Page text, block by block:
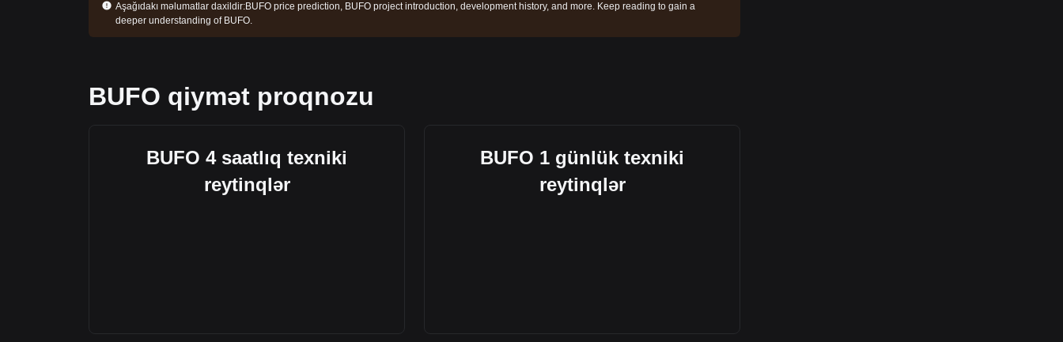
Aşağıdakı məlumatlar daxildir:BUFO price prediction, BUFO project introduction, development history, and more. Keep reading to gain a
deeper understanding of BUFO.
BUFO qiymət proqnozu
BUFO 4 saatlıq texniki
reytinqlər
BUFO 1 günlük texniki
reytinqlər